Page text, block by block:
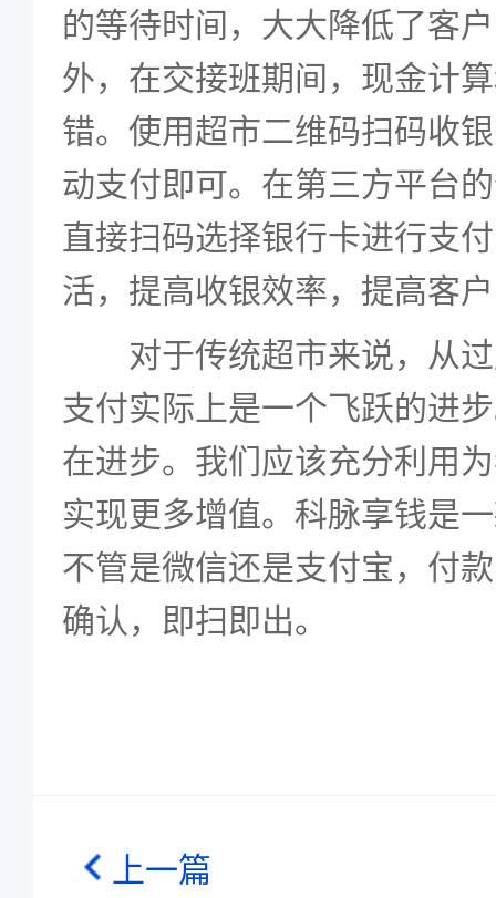
的等待时间，大大降低了客
外，在交接班期间，现金计
错。使用超市二维码扫码收
动支付即可。在第三方平台
直接扫码选择银行卡进行支
活，提高收银效率，提高客
对于传统超市来说，从过
支付实际上是一个飞跃的进
在进步。我们应该充分利用
实现更多增值。科脉享钱是
不管是微信还是支付宝，付
确认，即扫即出。
上一篇